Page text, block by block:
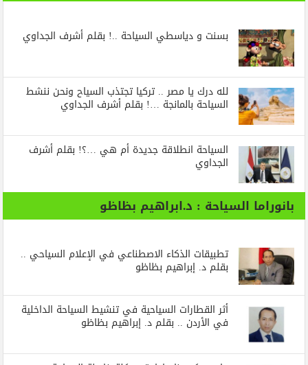
بسنت و دياسطي السياحة ..! بقلم أشرف الجداوي
لله درك يا مصر .. تركيا تجتذب السياح ونحن ننشط
السياحة بالمانجة …! بقلم أشرف الجداوي
السياحة انطلاقة جديدة أم هي …؟! بقلم أشرف
الجداوي
بانوراما السياحة : د.ابراهيم بظاظو
تطبيقات الذكاء الاصطناعي في الإعلام السياحي ..
بقلم د. إبراهيم بظاظو
أثر القطارات السياحية في تنشيط السياحة الداخلية
في الأردن .. بقلم د. إبراهيم بظاظو